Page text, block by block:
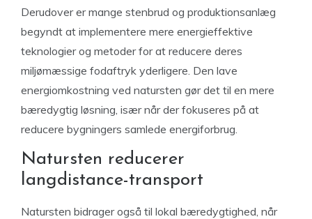
Derudover er mange stenbrud og produktionsanlæg
begyndt at implementere mere energieffektive
teknologier og metoder for at reducere deres
miljømæssige fodaftryk yderligere. Den lave
energiomkostning ved natursten gør det til en mere
bæredygtig løsning, især når der fokuseres på at
reducere bygningers samlede energiforbrug.
Natursten reducerer
langdistance-transport
Natursten bidrager også til lokal bæredygtighed, når